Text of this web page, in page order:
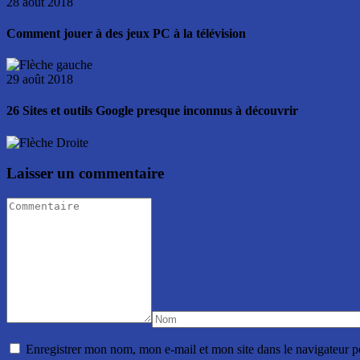
Comment jouer à des jeux PC à la télévision
29 août 2018
26 Sites et outils Google presque inconnus à découvrir
Laisser un commentaire
Enregistrer mon nom, mon e-mail et mon site dans le navigateur